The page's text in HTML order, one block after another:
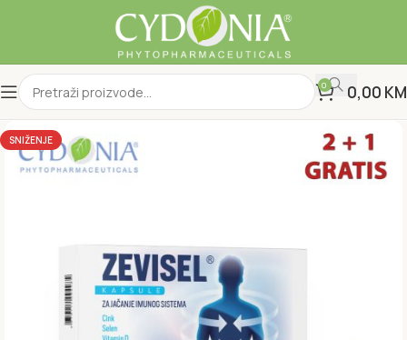
0 0,00 KM
SNIŽENJE